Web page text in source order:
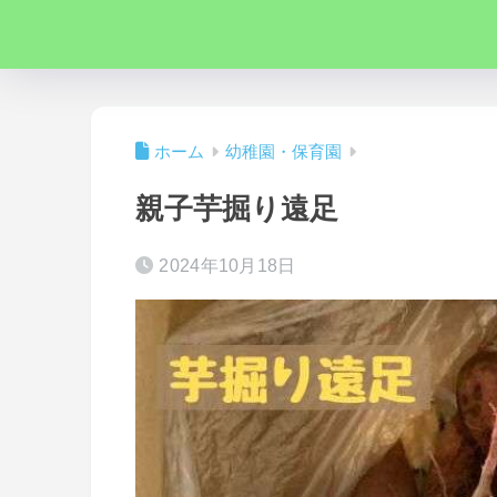
ホーム 幼稚園・保育園
親子芋掘り遠足
2024年10月18日